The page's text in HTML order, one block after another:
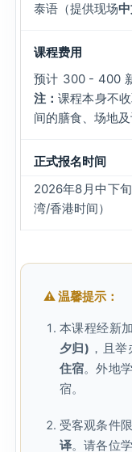
泰语（提供现场
课程费用
预计 300 - 400
注： 课程本身不
间的膳食、场地及
正式报名时间
2026年8月中下
湾/香港时间）
⚠️ 温馨提示：
本课程经新
夕归) ，且
住宿。外地
宿。
受客观条件
译。请各位